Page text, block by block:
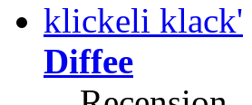
Diffee